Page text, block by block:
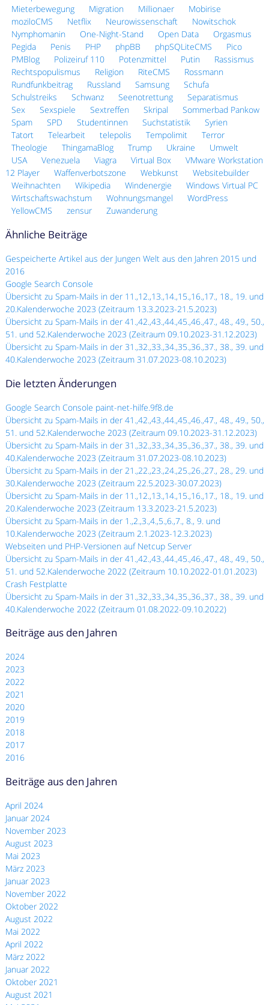
Mieterbewegung
Migration Millionaer
Mobirise
moziloCMS
Netflix Neurowissenschaft
Nowitschok
Nymphomanin
One-Night-Stand Open Data
Orgasmus
Pegida
Penis PHP phpBB phpSQLiteCMS
Pico
PMBlog
Polizeiruf 110 Potenzmittel Putin
Rassismus
Rechtspopulismus
Religion RiteCMS
Rossmann
Rundfunkbeitrag
Russland Samsung
Schufa
Schulstreiks
Schwanz Seenotrettung
Separatismus
Sex
Sexspiele Sextreffen Skripal
Sommerbad Pankow
Spam
SPD Studentinnen Suchstatistik
Syrien
Tatort
Telearbeit telepolis Tempolimit
Terror
Theologie
ThingamaBlog Trump Ukraine
Umwelt
USA
Venezuela Viagra Virtual Box
VMware Workstation
12 Player
Waffenverbotszone Webkunst
Websitebuilder
Weihnachten
Wikipedia Windenergie
Windows Virtual PC
Wirtschaftswachstum
Wohnungsmangel
WordPress
YellowCMS
zensur Zuwanderung
Ähnliche Beiträge
Gespeicherte Artikel aus der Jungen Welt aus den Jahren 2015 und
2016
Google Search Console
Übersicht zu Spam-Mails in der 11.,12.,13.,14.,15.,16.,17., 18., 19. und
20.Kalenderwoche 2023 (Zeitraum 13.3.2023-21.5.2023)
Übersicht zu Spam-Mails in der 41.,42.,43.,44.,45.,46.,47., 48., 49., 50.,
51. und 52.Kalenderwoche 2023 (Zeitraum 09.10.2023-31.12.2023)
Übersicht zu Spam-Mails in der 31.,32.,33.,34.,35.,36.,37., 38., 39. und
40.Kalenderwoche 2023 (Zeitraum 31.07.2023-08.10.2023)
Die letzten Änderungen
Google Search Console paint-net-hilfe.9f8.de
Übersicht zu Spam-Mails in der 41.,42.,43.,44.,45.,46.,47., 48., 49., 50.,
51. und 52.Kalenderwoche 2023 (Zeitraum 09.10.2023-31.12.2023)
Übersicht zu Spam-Mails in der 31.,32.,33.,34.,35.,36.,37., 38., 39. und
40.Kalenderwoche 2023 (Zeitraum 31.07.2023-08.10.2023)
Übersicht zu Spam-Mails in der 21.,22.,23.,24.,25.,26.,27., 28., 29. und
30.Kalenderwoche 2023 (Zeitraum 22.5.2023-30.07.2023)
Übersicht zu Spam-Mails in der 11.,12.,13.,14.,15.,16.,17., 18., 19. und
20.Kalenderwoche 2023 (Zeitraum 13.3.2023-21.5.2023)
Übersicht zu Spam-Mails in der 1.,2.,3.,4.,5.,6.,7., 8., 9. und
10.Kalenderwoche 2023 (Zeitraum 2.1.2023-12.3.2023)
Webseiten und PHP-Versionen auf Netcup Server
Übersicht zu Spam-Mails in der 41.,42.,43.,44.,45.,46.,47., 48., 49., 50.,
51. und 52.Kalenderwoche 2022 (Zeitraum 10.10.2022-01.01.2023)
Crash Festplatte
Übersicht zu Spam-Mails in der 31.,32.,33.,34.,35.,36.,37., 38., 39. und
40.Kalenderwoche 2022 (Zeitraum 01.08.2022-09.10.2022)
Beiträge aus den Jahren
2024
2023
2022
2021
2020
2019
2018
2017
2016
Beiträge aus den Jahren
April 2024
Januar 2024
November 2023
August 2023
Mai 2023
März 2023
Januar 2023
November 2022
Oktober 2022
August 2022
Mai 2022
April 2022
März 2022
Januar 2022
Oktober 2021
August 2021